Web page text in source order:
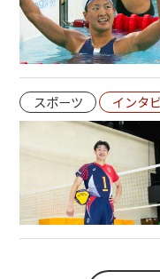
スポーツ インタ